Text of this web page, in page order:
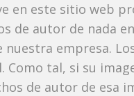
en este sitio web
de autor de nada
nuestra empresa.
Como tal, si su
de autor de esa